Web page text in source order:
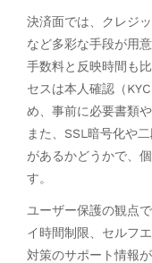
決済面では、クレジ
など多彩な手段が用
手数料と反映時間も
セスは本人確認（
め、事前に必要書類
また、SSL暗号化や
があるかどうかで、
す。
ユーザー保護の観点
イ時間制限、セルフ
対策のサポート情報